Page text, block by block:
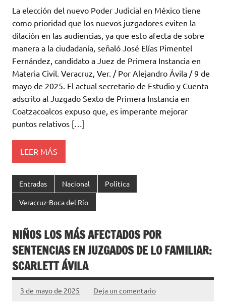
La elección del nuevo Poder Judicial en México tiene
como prioridad que los nuevos juzgadores eviten la
dilación en las audiencias, ya que esto afecta de sobre
manera a la ciudadanía, señaló José Elías Pimentel
Fernández, candidato a Juez de Primera Instancia en
Materia Civil. Veracruz, Ver. / Por Alejandro Ávila / 9 de
mayo de 2025. El actual secretario de Estudio y Cuenta
adscrito al Juzgado Sexto de Primera Instancia en
Coatzacoalcos expuso que, es imperante mejorar
puntos relativos […]
LEER MÁS
Entradas Nacional Política
Veracruz-Boca del Río
NIÑOS LOS MÁS AFECTADOS POR
SENTENCIAS EN JUZGADOS DE LO FAMILIAR:
SCARLETT ÁVILA
3 de mayo de 2025 Deja un comentario